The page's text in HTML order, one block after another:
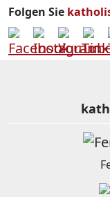
Folgen Sie